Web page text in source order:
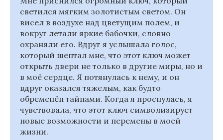
светился мягким золотистым светом. Он
висел в воздухе над цветущим полем, и
вокруг летали яркие бабочки, словно
охраняли его. Вдруг я услышала голос,
который шептал мне, что этот ключ может
открыть двери не только в другие миры, но и
в моё сердце. Я потянулась к нему, и он
вдруг оказался тяжелым, как будто
обременён тайнами. Когда я проснулась, я
чувствовала, что этот ключ символизирует
новые возможности и перемены в моей
жизни.